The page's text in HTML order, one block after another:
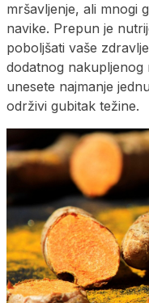
mršavljenje, ali mnogi
navike. Prepun je
poboljšati vaše
dodatnog nakupljenog
unesete najmanje
održivi gubitak težine.